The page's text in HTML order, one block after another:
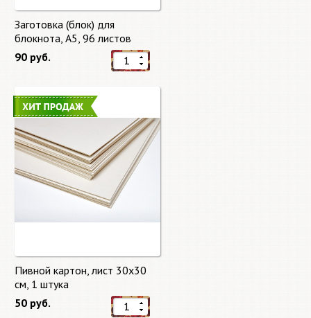
Заготовка (блок) для
блокнота, А5, 96 листов
90 руб.
Пивной картон, лист 30х30
cм, 1 штука
50 руб.